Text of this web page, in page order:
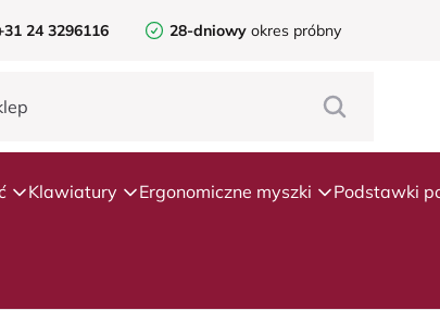
24 3296116 28-dniowy okres próbny
Klawiatury Ergonomiczne myszki Podstawki